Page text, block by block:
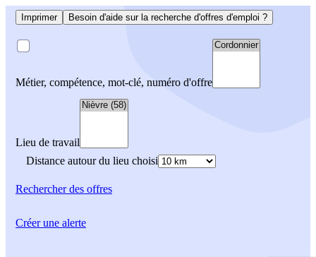
Imprimer Besoin d'aide sur la recherche d'offres d'emploi ?
Métier, compétence, mot-clé, numéro d'offre
Lieu de travail
Distance autour du lieu choisi
Rechercherdes offres
Créer une alerte